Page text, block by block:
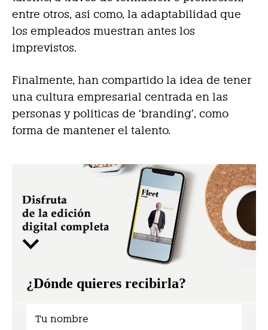
entre otros, así como, la adaptabilidad que
los empleados muestran antes los
imprevistos.
Finalmente, han compartido la idea de tener
una cultura empresarial centrada en las
personas y políticas de ‘branding’, como
forma de mantener el talento.
¿Dónde quieres recibirla?